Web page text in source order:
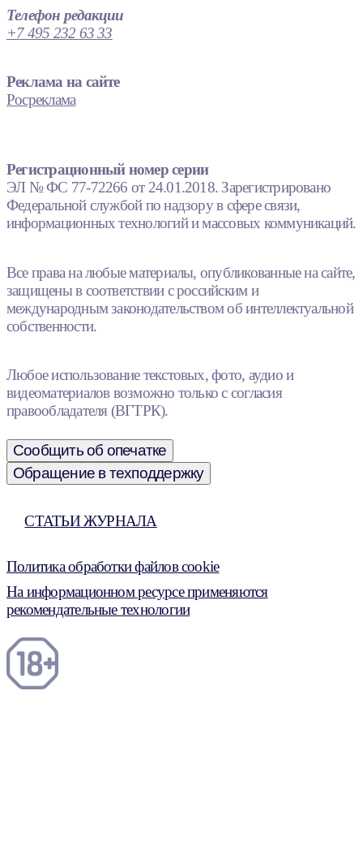
Телефон редакции
+7 495 232 63 33
Реклама на сайте
Росреклама
Регистрационный номер серии
ЭЛ № ФС 77-72266 от 24.01.2018. Зарегистрировано
Федеральной службой по надзору в сфере связи,
информационных технологий и массовых коммуникаций.
Все права на любые материалы, опубликованные на сайте,
защищены в соответствии с российским и
международным законодательством об интеллектуальной
собственности.
Любое использование текстовых, фото, аудио и
видеоматериалов возможно только с согласия
правообладателя (ВГТРК).
Сообщить об опечатке
Обращение в техподдержку
СТАТЬИ ЖУРНАЛА
Политика обработки файлов cookie
На информационном ресурсе применяются
рекомендательные технологии